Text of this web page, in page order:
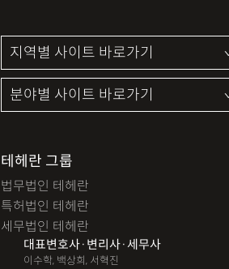
테헤란 그룹
법무법인 테헤란
특허법인 테헤란
세무법인 테헤란
대표변호사·변리사·세무사
이수학, 백상희, 서혁진